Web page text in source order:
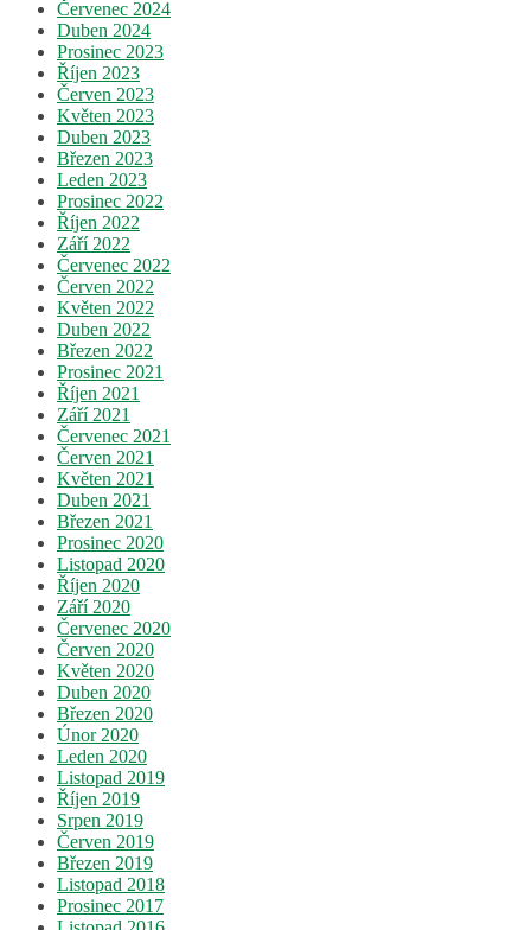
Červenec 2024
Duben 2024
Prosinec 2023
Říjen 2023
Červen 2023
Květen 2023
Duben 2023
Březen 2023
Leden 2023
Prosinec 2022
Říjen 2022
Září 2022
Červenec 2022
Červen 2022
Květen 2022
Duben 2022
Březen 2022
Prosinec 2021
Říjen 2021
Září 2021
Červenec 2021
Červen 2021
Květen 2021
Duben 2021
Březen 2021
Prosinec 2020
Listopad 2020
Říjen 2020
Září 2020
Červenec 2020
Červen 2020
Květen 2020
Duben 2020
Březen 2020
Únor 2020
Leden 2020
Listopad 2019
Říjen 2019
Srpen 2019
Červen 2019
Březen 2019
Listopad 2018
Prosinec 2017